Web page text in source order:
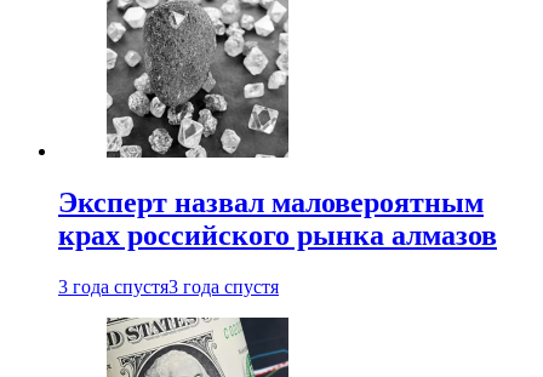
Эксперт назвал маловероятным
крах российского рынка алмазов
3 года спустя3 года спустя